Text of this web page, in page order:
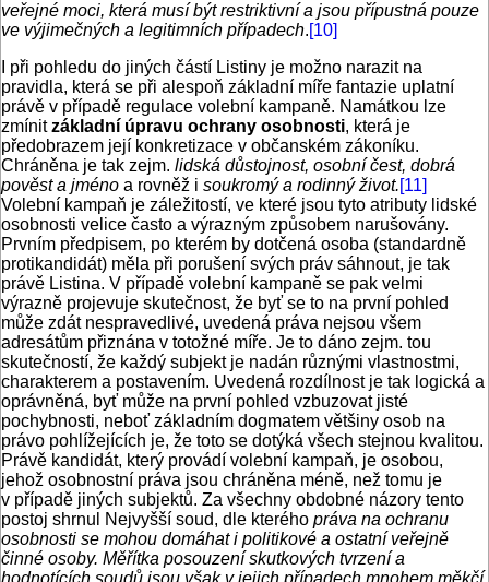
veřejné moci, která musí být restriktivní a jsou přípustná pouze
ve výjimečných a legitimních případech.[10]
I při pohledu do jiných částí Listiny je možno narazit na
pravidla, která se při alespoň základní míře fantazie uplatní
právě v případě regulace volební kampaně. Namátkou lze
zmínitzákladní úpravu ochrany osobnosti, která je
předobrazem její konkretizace v občanském zákoníku.
Chráněna je tak zejm. lidská důstojnost, osobní čest, dobrá
pověst a jméno a rovněž i soukromý a rodinný život.[11]
Volební kampaň je záležitostí, ve které jsou tyto atributy lidské
osobnosti velice často a výrazným způsobem narušovány.
Prvním předpisem, po kterém by dotčená osoba (standardně
protikandidát) měla při porušení svých práv sáhnout, je tak
právě Listina. V případě volební kampaně se pak velmi
výrazně projevuje skutečnost, že byť se to na první pohled
může zdát nespravedlivé, uvedená práva nejsou všem
adresátům přiznána v totožné míře. Je to dáno zejm. tou
skutečností, že každý subjekt je nadán různými vlastnostmi,
charakterem a postavením. Uvedená rozdílnost je tak logická a
oprávněná, byť může na první pohled vzbuzovat jisté
pochybnosti, neboť základním dogmatem většiny osob na
právo pohlížejících je, že toto se dotýká všech stejnou kvalitou.
Právě kandidát, který provádí volební kampaň, je osobou,
jehož osobnostní práva jsou chráněna méně, než tomu je
v případě jiných subjektů. Za všechny obdobné názory tento
postoj shrnul Nejvyšší soud, dle kterého práva na ochranu
osobnosti se mohou domáhat i politikové a ostatní veřejně
činné osoby. Měřítka posouzení skutkových tvrzení a
hodnotících soudů jsou však v jejich případech mnohem měkčí